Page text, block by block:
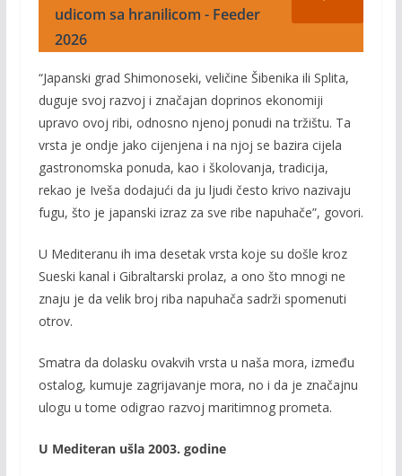
udicom sa hranilicom - Feeder
2026
“Japanski grad Shimonoseki, veličine Šibenika ili Splita,
duguje svoj razvoj i značajan doprinos ekonomiji
upravo ovoj ribi, odnosno njenoj ponudi na tržištu. Ta
vrsta je ondje jako cijenjena i na njoj se bazira cijela
gastronomska ponuda, kao i školovanja, tradicija,
rekao je Iveša dodajući da ju ljudi često krivo nazivaju
fugu, što je japanski izraz za sve ribe napuhače”, govori.
U Mediteranu ih ima desetak vrsta koje su došle kroz
Sueski kanal i Gibraltarski prolaz, a ono što mnogi ne
znaju je da velik broj riba napuhača sadrži spomenuti
otrov.
Smatra da dolasku ovakvih vrsta u naša mora, između
ostalog, kumuje zagrijavanje mora, no i da je značajnu
ulogu u tome odigrao razvoj maritimnog prometa.
U Mediteran ušla 2003. godine